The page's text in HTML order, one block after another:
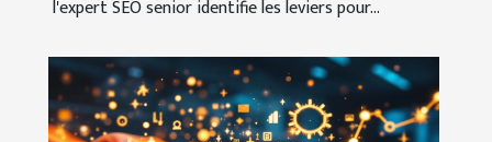
l'expert SEO senior identifie les leviers pour...